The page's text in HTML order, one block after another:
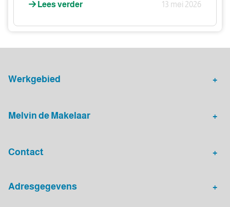
Lees verder 13 mei 2026
Werkgebied
Melvin de Makelaar
Contact
030 - 20 72 575
Adresgegevens